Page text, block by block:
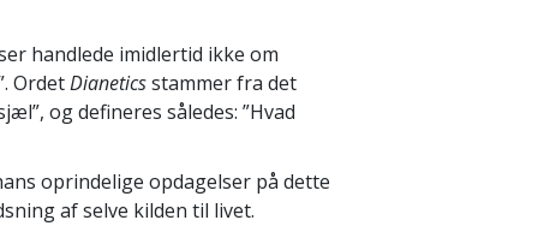
handlede imidlertid ikke om
OrdetDianeticsstammer fra det
og defineres således: ”Hvad
oprindelige opdagelser på dette
af selve kilden til livet.